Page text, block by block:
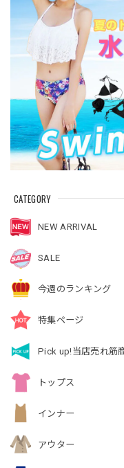
CATEGORY
NEW ARRIVAL
SALE
今週のランキング
特集ページ
Pick up!当店売れ筋
トップス
インナー
アウター